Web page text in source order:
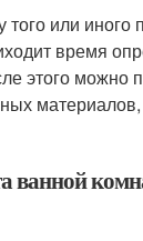
того или иного
время
этого можно
материалов,
ванной